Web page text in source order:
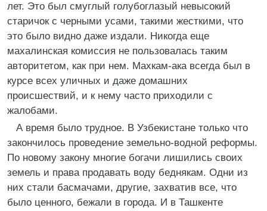
лет. Это был смуглый голубоглазый невысокий
старичок с черными усами, такими жесткими, что
это было видно даже издали. Никогда еще
махалинская комиссия не пользовалась таким
авторитетом, как при нем. Махкам-ака всегда был в
курсе всех уличных и даже домашних
происшествий, и к нему часто приходили с
жалобами.
А время было трудное. В Узбекистане только что
закончилось проведение земельно-водной реформы.
По новому закону многие богачи лишились своих
земель и права продавать воду беднякам. Одни из
них стали басмачами, другие, захватив все, что
было ценного, бежали в города. И в Ташкенте